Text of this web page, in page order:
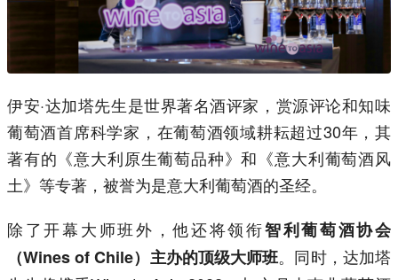
伊安·达加塔先生是世界著名酒评家，赏源评论和知味
葡萄酒首席科学家，在葡萄酒领域耕耘超过30年，其
著有的《意大利原生葡萄品种》和《意大利葡萄酒风
土》等专著，被誉为是意大利葡萄酒的圣经。
除了开幕大师班外，他还将领衔智利葡萄酒协会
（Wines of Chile）主办的顶级大师班。同时，达加塔